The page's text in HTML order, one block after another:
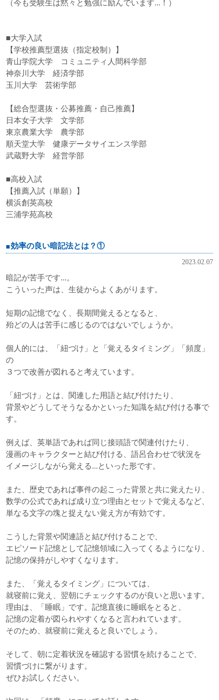
（今も受験生は黙々と勉強に励んでいます...！）
■大学入試
【学校推薦型選抜（指定校制）】
青山学院大学 コミュニティ人間科学部
神奈川大学 経済学部
玉川大学 芸術学部
【総合型選抜・公募推薦・自己推薦】
日本女子大学 文学部
東京農業大学 農学部
順天堂大学 健康データサイエンス学部
武蔵野大学 経営学部
■高校入試
【推薦入試（単願）】
横浜創英高校
三浦学苑高校
効率の良い暗記法とは？①
2023.02.07
暗記が苦手です...。
こういった声は、生徒からよくあがります。
短期の記憶でなく、長期間覚えるとなると、
殆どの人は苦手に感じるのではないでしょうか。
個人的には、「紐づけ」と「覚えるタイミング」「頻度」
の
３つで改善が図れると考えています。
「紐づけ」とは、関連した用語と結び付けたり、
背景やどうしてそうなるかといった知識を結び付ける事で
す。
例えば、英単語であれば同じ接頭語で関連付けたり、
漫画のキャラクターと結び付ける、語呂合わせで状況を
イメージしながら覚える...といった形です。
また、歴史であれば事件の起こった背景と共に覚えたり、
数学の公式であれば成り立つ理由とセットで覚えるなど、
単なる文字の塊と捉えない覚え方が有効です。
こうした背景や関連語と結び付けることで、
エピソード記憶として記憶領域に入ってくるようになり、
記憶の保持がしやすくなります。
また、「覚えるタイミング」については、
就寝前に覚え、翌朝にチェックするのが良いと思います。
理由は、「睡眠」です。記憶直後に睡眠をとると、
記憶の定着が図られやすくなると言われています。
そのため、就寝前に覚えると良いでしょう。
そして、朝に定着状況を確認する習慣を続けることで、
習慣づけに繋がります。
ぜひお試しください。